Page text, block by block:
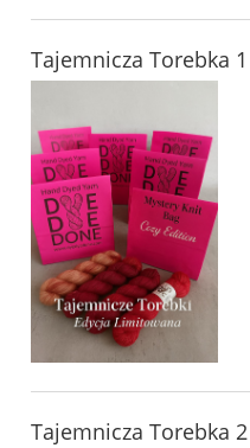
Tajemnicza Torebka 1
Tajemnicza Torebka 2